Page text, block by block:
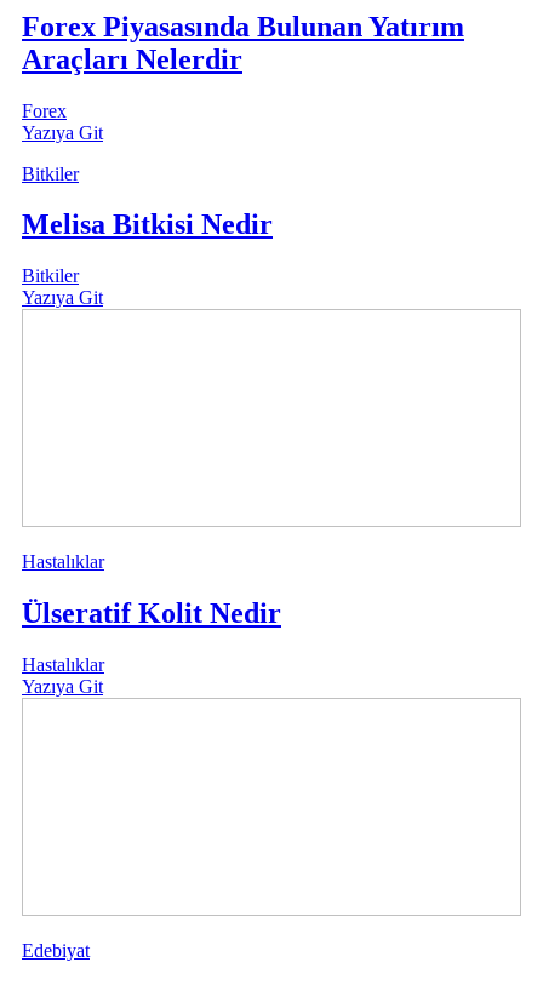
Forex Piyasasında Bulunan Yatırım
Araçları Nelerdir
Forex
Yazıya Git
Bitkiler
Melisa Bitkisi Nedir
Bitkiler
Yazıya Git
Hastalıklar
Ülseratif Kolit Nedir
Hastalıklar
Yazıya Git
Edebiyat